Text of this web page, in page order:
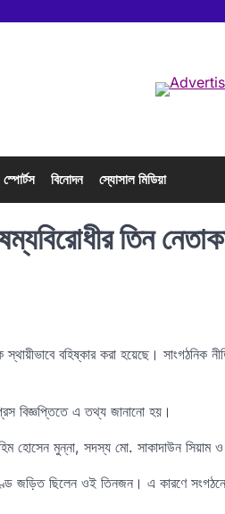
স্পোর্টস বিনোদন স্যোসাল মিডিয়া
তিন
স্থায়ীভাবে বহিষ্কার করা হয়েছে। সাংগঠনিক
বিজ্ঞপ্তিতে এ তথ্য জানানো হয়।
হোসেন মুন্না, সদস্য মো. সাকাদাউন সিয়াম ও
জড়িত ছিলেন ওই তিনজন। এ কারণে